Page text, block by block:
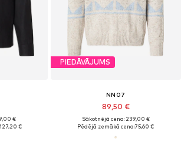
€
127,20 €
PIEDĀVĀJUMS
NN07
89,50 €
Sākotnējā cena: 239,00 €
Pēdējā zemākā cena:75,60 €